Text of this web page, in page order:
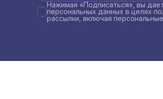
Нажимая «Подписаться», вы
персональных данных в целях
рассылки, включая